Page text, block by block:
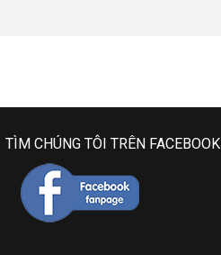
TÌM CHÚNG TÔI TRÊN FACEBOOK